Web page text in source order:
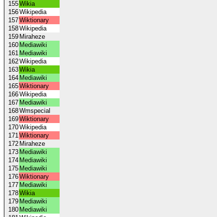
155Wikia
156Wikipedia
157Wiktionary
158Wikipedia
159 Miraheze
160 Mediawiki
161 Mediawiki
162Wikipedia
163Wikia
164 Mediawiki
165Wiktionary
166Wikipedia
167 Mediawiki
168Wmspecial
169Wiktionary
170Wikipedia
171Wiktionary
172 Miraheze
173 Mediawiki
174 Mediawiki
175 Mediawiki
176Wiktionary
177 Mediawiki
178Wikia
179 Mediawiki
180 Mediawiki